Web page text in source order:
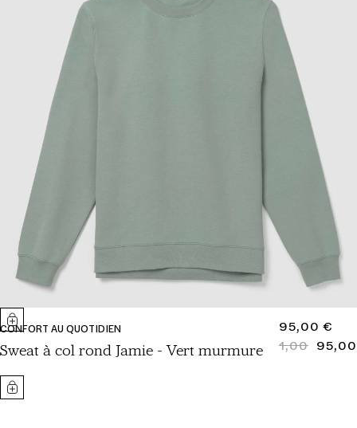
CONFORT AU QUOTIDIEN
Sweat à col rond Jamie - Vert murmure
PRIX
NORMAL
95,00 €
PRIX
1,00
PRIX 95,00